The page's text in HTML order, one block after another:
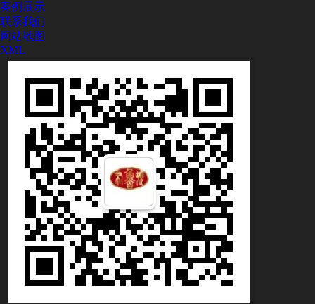
案例展示
联系我们
网站地图
XML